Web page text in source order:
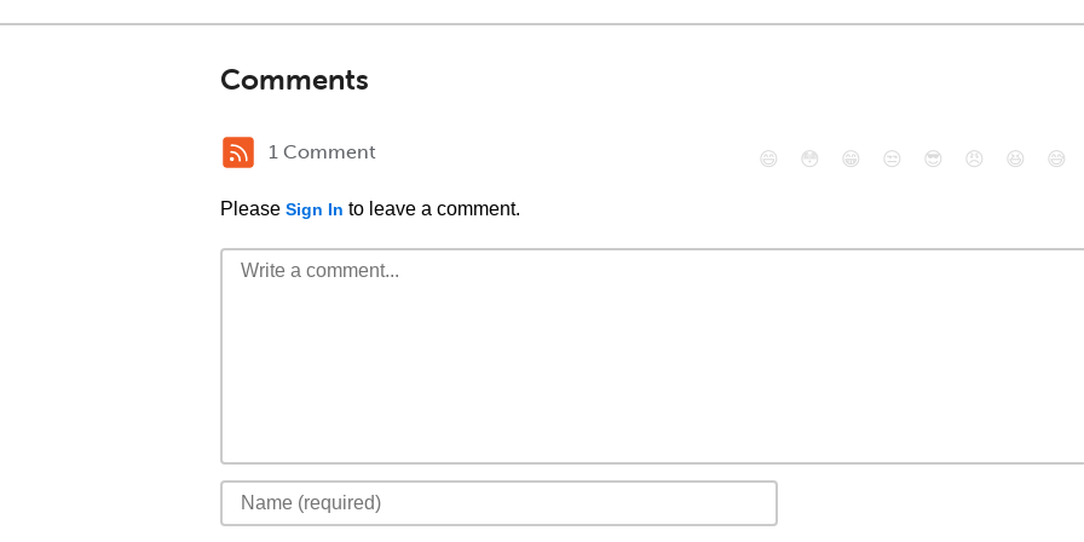
Comments
1 Comment
Please Sign In to leave a comment.
😄 😳 😁 😒 😎 😠 😆 😅